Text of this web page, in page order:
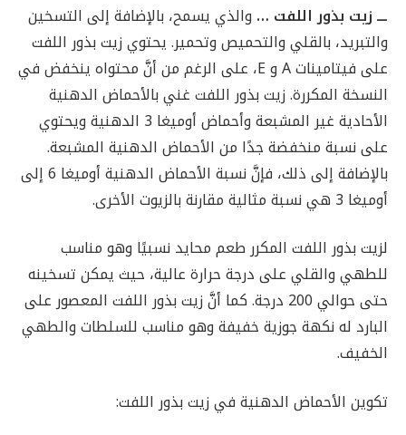
ـــ زيت بذور اللفت … والذي يسمح، بالإضافة إلى التسخين
والتبريد، بالقلي والتحميص وتحمير. يحتوي زيت بذور اللفت
على فيتامينات A و E، على الرغم من أنَّ محتواه ينخفض ​​في
النسخة المكررة. زيت بذور اللفت غني بالأحماض الدهنية
الأحادية غير المشبعة وأحماض أوميغا 3 الدهنية ويحتوي
على نسبة منخفضة جدًا من الأحماض الدهنية المشبعة.
بالإضافة إلى ذلك، فإنَّ نسبة الأحماض الدهنية أوميغا 6 إلى
أوميغا 3 هي نسبة مثالية مقارنة بالزيوت الأخرى.
لزيت بذور اللفت المكرر طعم محايد نسبيًا وهو مناسب
للطهي والقلي على درجة حرارة عالية، حيث يمكن تسخينه
حتى حوالي 200 درجة. كما أنَّ زيت بذور اللفت المعصور على
البارد له نكهة جوزية خفيفة وهو مناسب للسلطات والطهي
الخفيف.
تكوين الأحماض الدهنية في زيت بذور اللفت: